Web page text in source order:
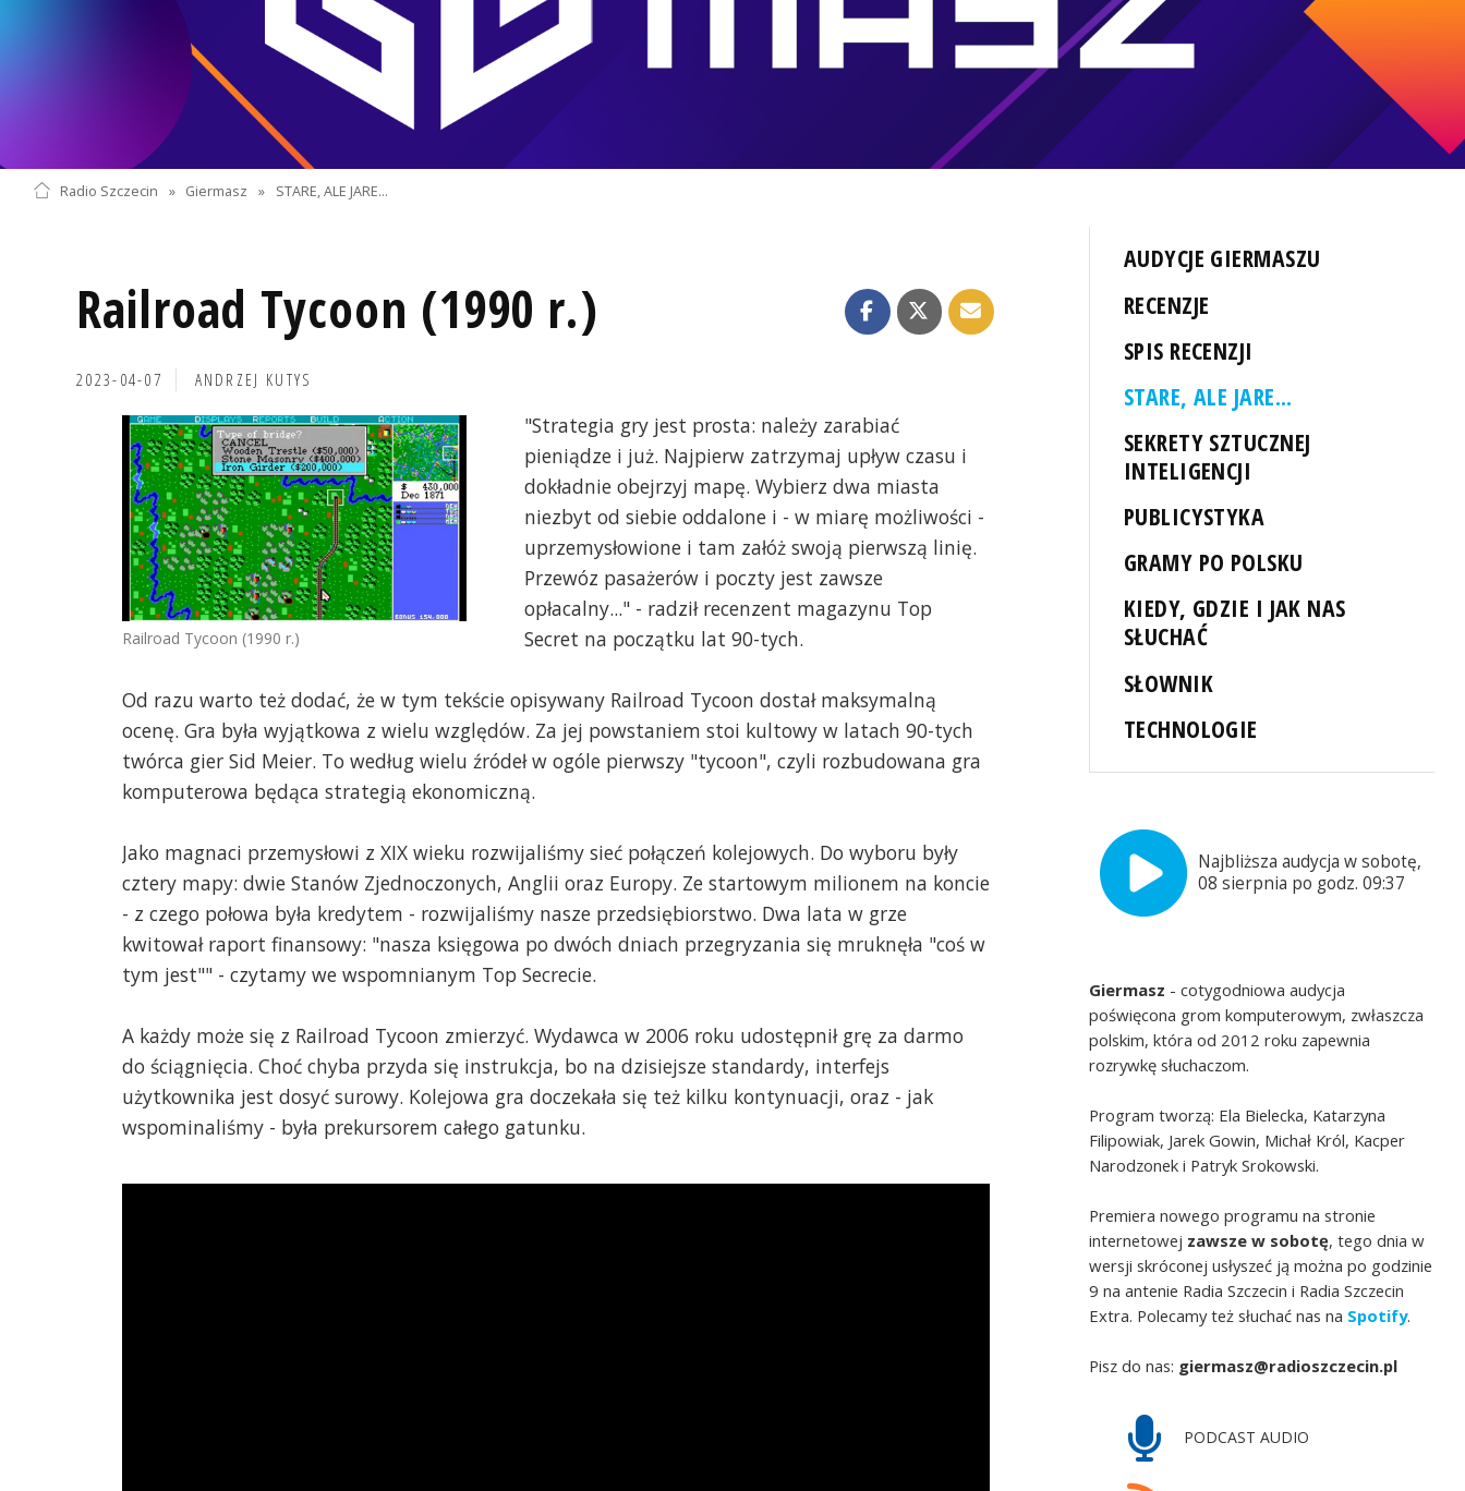
Radio Szczecin » Giermasz » STARE, ALE JARE...
Railroad Tycoon (1990 r.)
2023-04-07 ANDRZEJ KUTYS
Railroad Tycoon (1990 r.)
"Strategia gry jest prosta: należy zarabiać
pieniądze i już. Najpierw zatrzymaj upływ czasu i
dokładnie obejrzyj mapę. Wybierz dwa miasta
niezbyt od siebie oddalone i - w miarę możliwości -
uprzemysłowione i tam załóż swoją pierwszą linię.
Przewóz pasażerów i poczty jest zawsze
opłacalny..." - radził recenzent magazynu Top
Secret na początku lat 90-tych.
Od razu warto też dodać, że w tym tekście opisywany Railroad Tycoon dostał maksymalną
ocenę. Gra była wyjątkowa z wielu względów. Za jej powstaniem stoi kultowy w latach 90-tych
twórca gier Sid Meier. To według wielu źródeł w ogóle pierwszy "tycoon", czyli rozbudowana gra
komputerowa będąca strategią ekonomiczną.
Jako magnaci przemysłowi z XIX wieku rozwijaliśmy sieć połączeń kolejowych. Do wyboru były
cztery mapy: dwie Stanów Zjednoczonych, Anglii oraz Europy. Ze startowym milionem na koncie
- z czego połowa była kredytem - rozwijaliśmy nasze przedsiębiorstwo. Dwa lata w grze
kwitował raport finansowy: "nasza księgowa po dwóch dniach przegryzania się mruknęła "coś w
tym jest"" - czytamy we wspomnianym Top Secrecie.
A każdy może się z Railroad Tycoon zmierzyć. Wydawca w 2006 roku udostępnił grę za darmo
do ściągnięcia. Choć chyba przyda się instrukcja, bo na dzisiejsze standardy, interfejs
użytkownika jest dosyć surowy. Kolejowa gra doczekała się też kilku kontynuacji, oraz - jak
wspominaliśmy - była prekursorem całego gatunku.
AUDYCJE GIERMASZU
RECENZJE
SPIS RECENZJI
STARE, ALE JARE...
SEKRETY SZTUCZNEJ
INTELIGENCJI
PUBLICYSTYKA
GRAMY PO POLSKU
KIEDY, GDZIE I JAK NAS
SŁUCHAĆ
SŁOWNIK
TECHNOLOGIE
Najbliższa audycja w sobotę,
08 sierpnia po godz. 09:37
Giermasz - cotygodniowa audycja
poświęcona grom komputerowym, zwłaszcza
polskim, która od 2012 roku zapewnia
rozrywkę słuchaczom.
Program tworzą: Ela Bielecka, Katarzyna
Filipowiak, Jarek Gowin, Michał Król, Kacper
Narodzonek i Patryk Srokowski.
Premiera nowego programu na stronie
internetowej zawsze w sobotę, tego dnia w
wersji skróconej usłyszeć ją można po godzinie
9 na antenie Radia Szczecin i Radia Szczecin
Extra. Polecamy też słuchać nas na Spotify.
Pisz do nas: giermasz@radioszczecin.pl
PODCAST AUDIO